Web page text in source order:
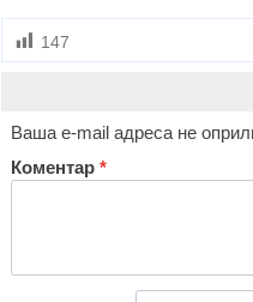
147
Ваша e-mail адреса не
Коментар *